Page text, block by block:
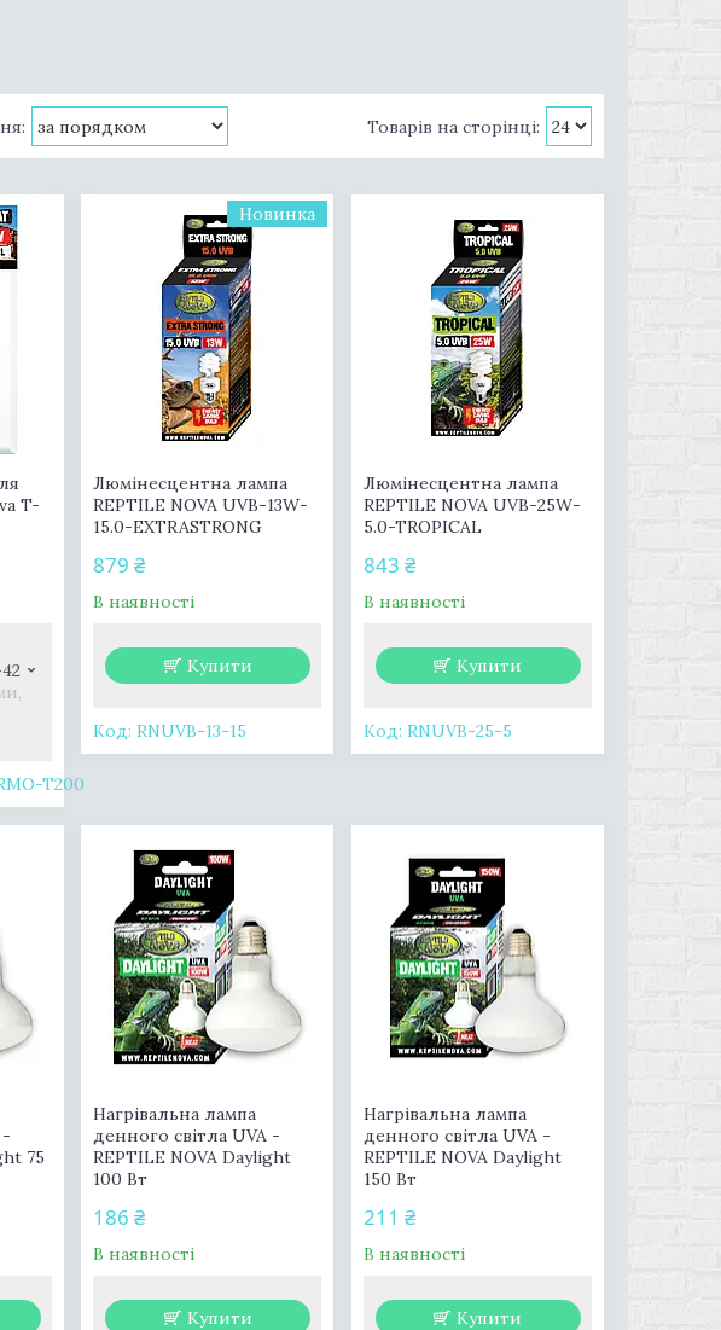
T-
T200
Новинка
Люмінесцентна лампа
REPTILE NOVA UVB-13W-
15.0-EXTRASTRONG
879 ₴
В наявності
Купити
RNUVB-13-15
Люмінесцентна лампа
REPTILE NOVA UVB-25W-
5.0-TROPICAL
843 ₴
В наявності
Купити
RNUVB-25-5
-
75
Нагрівальна лампа
денного світла UVA -
REPTILE NOVA Daylight
100 Вт
186 ₴
В наявності
Купити
Нагрівальна лампа
денного світла UVA -
REPTILE NOVA Daylight
150 Вт
211 ₴
В наявності
Купити